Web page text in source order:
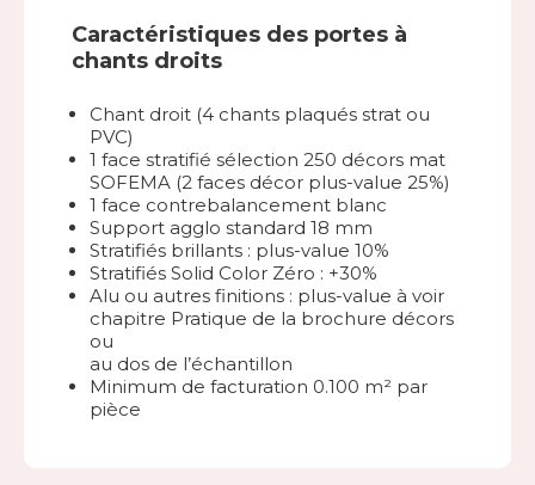
Caractéristiques des portes à
chants droits
Chant droit (4 chants plaqués strat ou
PVC)
1 face stratifié sélection 250 décors mat
SOFEMA (2 faces décor plus-value 25%)
1 face contrebalancement blanc
Support agglo standard 18 mm
Stratifiés brillants : plus-value 10%
Stratifiés Solid Color Zéro : +30%
Alu ou autres finitions : plus-value à voir
chapitre Pratique de la brochure décors
ou
au dos de l’échantillon
Minimum de facturation 0.100 m² par
pièce